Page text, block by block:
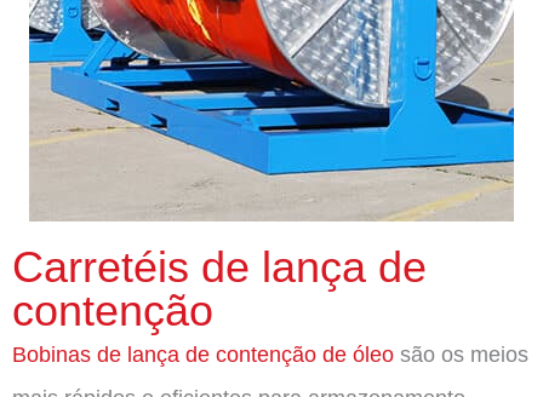
Carretéis de lança de
contenção
Bobinas de lança de contenção de óleo são os meios